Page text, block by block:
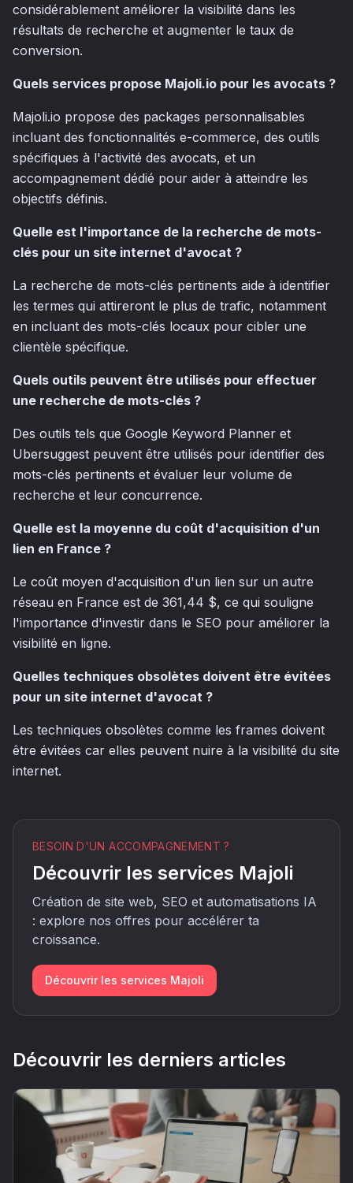
considérablement améliorer la visibilité dans les
résultats de recherche et augmenter le taux de
conversion.
Quels services propose Majoli.io pour les avocats ?
Majoli.io propose des packages personnalisables
incluant des fonctionnalités e-commerce, des outils
spécifiques à l'activité des avocats, et un
accompagnement dédié pour aider à atteindre les
objectifs définis.
Quelle est l'importance de la recherche de mots-
clés pour un site internet d'avocat ?
La recherche de mots-clés pertinents aide à identifier
les termes qui attireront le plus de trafic, notamment
en incluant des mots-clés locaux pour cibler une
clientèle spécifique.
Quels outils peuvent être utilisés pour effectuer
une recherche de mots-clés ?
Des outils tels que Google Keyword Planner et
Ubersuggest peuvent être utilisés pour identifier des
mots-clés pertinents et évaluer leur volume de
recherche et leur concurrence.
Quelle est la moyenne du coût d'acquisition d'un
lien en France ?
Le coût moyen d'acquisition d'un lien sur un autre
réseau en France est de 361,44 $, ce qui souligne
l'importance d'investir dans le SEO pour améliorer la
visibilité en ligne.
Quelles techniques obsolètes doivent être évitées
pour un site internet d'avocat ?
Les techniques obsolètes comme les frames doivent
être évitées car elles peuvent nuire à la visibilité du site
internet.
BESOIN D'UN ACCOMPAGNEMENT ?
Découvrir les services Majoli
Création de site web, SEO et automatisations IA
: explore nos offres pour accélérer ta
croissance.
Découvrir les services Majoli
Découvrir les derniers articles